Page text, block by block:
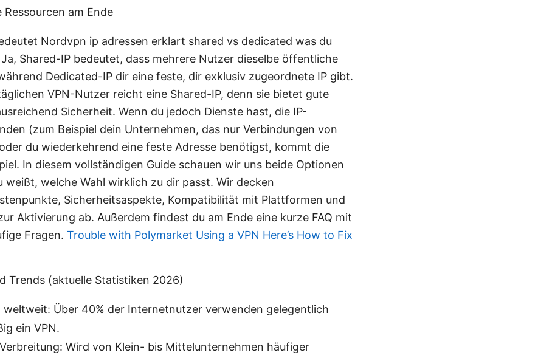
Ressourcen am Ende
Nordvpn ip adressen erklart shared vs dedicated was du
Shared-IP bedeutet, dass mehrere Nutzer dieselbe öffentliche
Dedicated-IP dir eine feste, dir exklusiv zugeordnete IP gibt.
VPN-Nutzer reicht eine Shared-IP, denn sie bietet gute
Sicherheit. Wenn du jedoch Dienste hast, die IP-
(zum Beispiel dein Unternehmen, das nur Verbindungen von
du wiederkehrend eine feste Adresse benötigst, kommt die
In diesem vollständigen Guide schauen wir uns beide Optionen
weißt, welche Wahl wirklich zu dir passt. Wir decken
Sicherheitsaspekte, Kompatibilität mit Plattformen und
Aktivierung ab. Außerdem findest du am Ende eine kurze FAQ mit
Fragen. Trouble with Polymarket Using a VPN Here’s How to Fix
Trends (aktuelle Statistiken 2026)
weltweit: Über 40% der Internetnutzer verwenden gelegentlich
ein VPN.
Wird von Klein- bis Mittelunternehmen häufiger